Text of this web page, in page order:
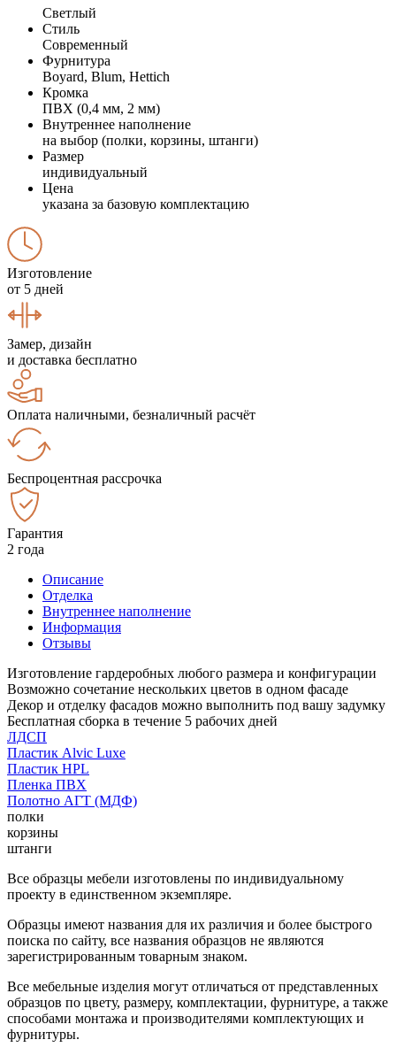
Светлый
Стиль
Современный
Фурнитура
Boyard, Blum, Hettich
Кромка
ПВХ (0,4 мм, 2 мм)
Внутреннее наполнение
на выбор (полки, корзины, штанги)
Размер
индивидуальный
Цена
указана за базовую комплектацию
Изготовление
от 5 дней
Замер, дизайн
и доставка бесплатно
Оплата наличными, безналичный расчёт
Беспроцентная рассрочка
Гарантия
2 года
Описание
Отделка
Внутреннее наполнение
Информация
Отзывы
Изготовление гардеробных любого размера и конфигурации
Возможно сочетание нескольких цветов в одном фасаде
Декор и отделку фасадов можно выполнить под вашу задумку
Бесплатная сборка в течение 5 рабочих дней
ЛДСП
Пластик Alvic Luxe
Пластик HPL
Пленка ПВХ
Полотно АГТ (МДФ)
полки
корзины
штанги
Все образцы мебели изготовлены по индивидуальному
проекту в единственном экземпляре.
Образцы имеют названия для их различия и более быстрого
поиска по сайту, все названия образцов не являются
зарегистрированным товарным знаком.
Все мебельные изделия могут отличаться от представленных
образцов по цвету, размеру, комплектации, фурнитуре, а также
способами монтажа и производителями комплектующих и
фурнитуры.